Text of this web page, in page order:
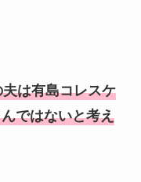
は有島コレスケ
ではないと考え